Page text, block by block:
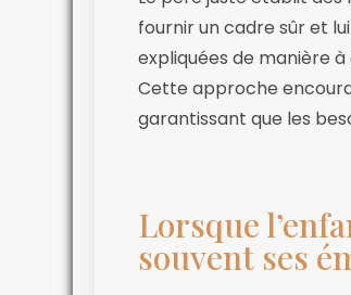
fournir un cadre sûr et
expliquées de manière
Cette approche
garantissant que les
Lorsque
souvent ses